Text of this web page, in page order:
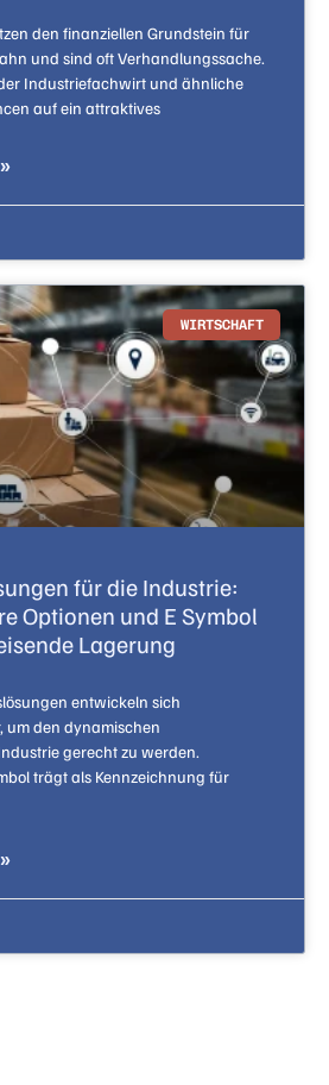
den finanziellen Grundstein für
und sind oft Verhandlungssache.
Industriefachwirt und ähnliche
auf ein attraktives
WIRTSCHAFT
für die Industrie:
Optionen und E Symbol
Lagerung
entwickeln sich
um den dynamischen
gerecht zu werden.
trägt als Kennzeichnung für